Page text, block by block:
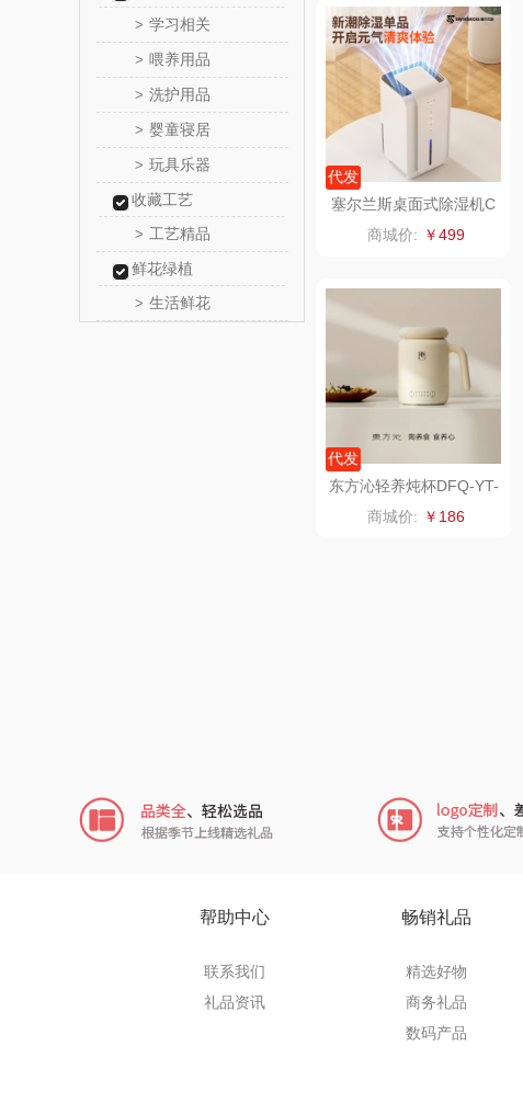
> 学习相关
> 喂养用品
> 洗护用品
> 婴童寝居
> 玩具乐器
收藏工艺
> 工艺精品
鲜花绿植
> 生活鲜花
伊莱克斯
珍视明
悠米UURMI
玺魁
氛围部落
胡姬花
君乐宝
代发
塞尔兰斯桌面式除湿机C
SJ-507
商城价: ￥499
代发
东方沁轻养炖杯DFQ-YT-
SY01（标准款）
商城价: ￥186
帮助中心
联系我们
礼品资讯
畅销礼品
精选好物
商务礼品
数码产品